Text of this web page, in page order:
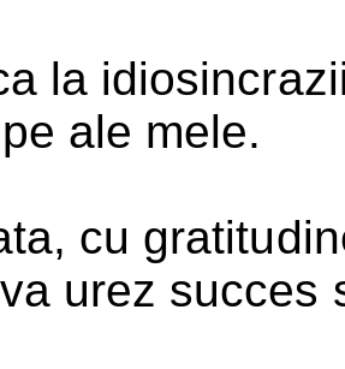
la
ale mele.
cu
urez succes